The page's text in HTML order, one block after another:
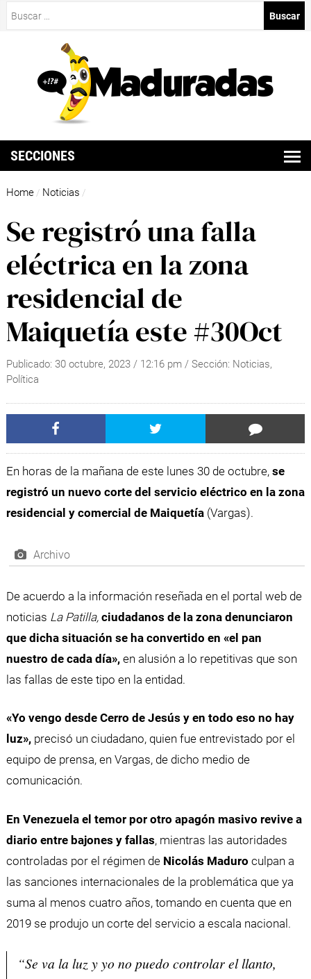
SECCIONES
Home / Noticias /
Se registró una falla
eléctrica en la zona
residencial de
Maiquetía este #30Oct
Publicado: 30 octubre, 2023/ 12:16 pm / Sección: Noticias,
Política
En horas de la mañana de este lunes 30 de octubre, se
registró un nuevo corte del servicio eléctrico en la zona
residencial y comercial de Maiquetía(Vargas).
Archivo
De acuerdo a la información reseñada en el portal web de
noticias La Patilla, ciudadanos de la zona denunciaron
que dicha situación se ha convertido en «el pan
nuestro de cada día»,en alusión a lo repetitivas que son
las fallas de este tipo en la entidad.
«Yo vengo desde Cerro de Jesús y en todo eso no hay
luz»,precisó un ciudadano, quien fue entrevistado por el
equipo de prensa, en Vargas, de dicho medio de
comunicación.
En Venezuela el temor por otro apagón masivo revive a
diario entre bajones y fallas, mientras las autoridades
controladas por el régimen de Nicolás Maduro culpan a
las sanciones internacionales de la problemática que ya
suma al menos cuatro años, tomando en cuenta que en
2019 se produjo un corte del servicio a escala nacional.
“Se va la luz y yo no puedo controlar el llanto,